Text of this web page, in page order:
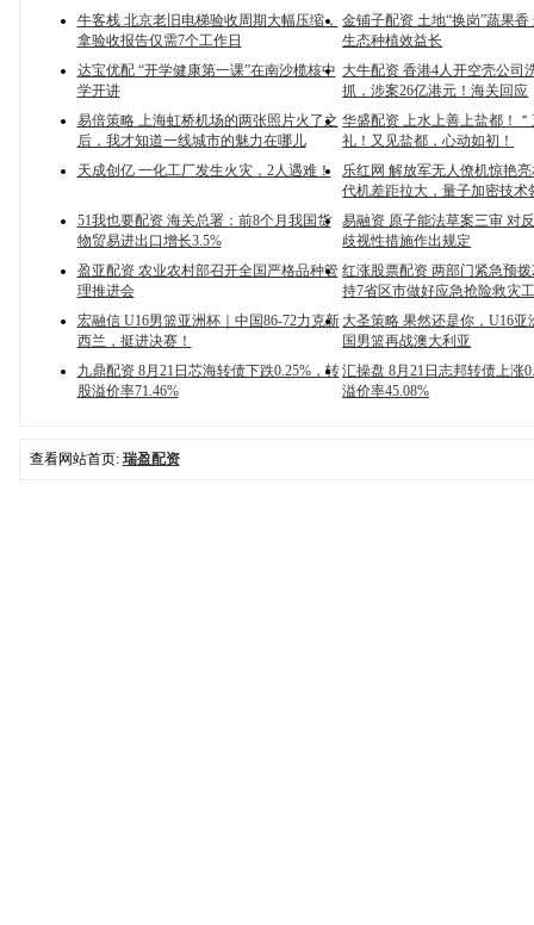
牛客栈 北京老旧电梯验收周期大幅压缩，
拿验收报告仅需7个工作日
金铺子配资 土地“换岗”蔬果
生态种植效益长
达宝优配 “开学健康第一课”在南沙榄核中
学开讲
大牛配资 香港4人开空壳公司
抓，涉案26亿港元！海关回应
易倍策略 上海虹桥机场的两张照片火了之
后，我才知道一线城市的魅力在哪儿
华盛配资 上水上善上盐都！
礼！又见盐都，心动如初！
天成创亿 一化工厂发生火灾，2人遇难！
乐红网 解放军无人僚机惊艳
代机差距拉大，量子加密技术
51我也要配资 海关总署：前8个月我国货
物贸易进出口增长3.5%
易融资 原子能法草案三审 对
歧视性措施作出规定
盈亚配资 农业农村部召开全国严格品种管
理推进会
红涨股票配资 两部门紧急预
持7省区市做好应急抢险救灾
宏融信 U16男篮亚洲杯｜中国86-72力克新
西兰，挺进决赛！
大圣策略 果然还是你，U16亚
国男篮再战澳大利亚
九鼎配资 8月21日芯海转债下跌0.25%，转
股溢价率71.46%
汇操盘 8月21日志邦转债上涨
溢价率45.08%
查看网站首页: 瑞盈配资